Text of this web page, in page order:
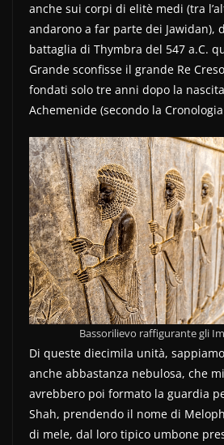
anche sui corpi di elitè medi (tra
andarono a far parte dei Jawidan),
battaglia di Thymbra del 547 a.C.
Grande sconfisse il grande Re
fondati solo tre anni dopo la
Achemenide (secondo la
Bassorilievo raffigurante gli
Di queste diecimila unità,
anche abbastanza nebulosa, che
avrebbero poi formato la guardia
Shah, prendendo il nome di
di mele, dal loro tipico umbone